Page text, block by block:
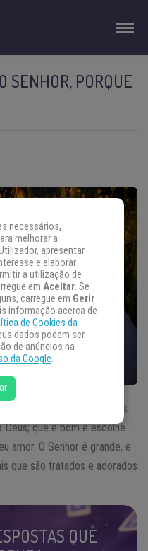
SENHOR, PORQUE
existem inúmeros motivos
Deus; que é bom e escolhe
amor. O Senhor é grande, e
que são tratados e adorados
QUE
necessários,
melhorar a
apresentar
e elaborar
a utilização de
em Aceitar. Se
carregue em Gerir
informação acerca de
de Cookies da
dados podem ser
de anúncios na
da Google.